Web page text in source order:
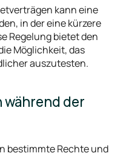
kann eine
in der eine kürzere
Regelung bietet den
Möglichkeit, das
auszutesten.
der
bestimmte Rechte und